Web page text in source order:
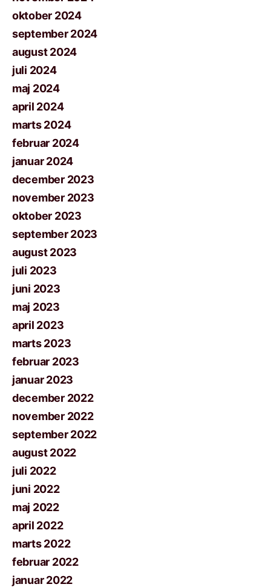
oktober 2024
september 2024
august 2024
juli 2024
maj 2024
april 2024
marts 2024
februar 2024
januar 2024
december 2023
november 2023
oktober 2023
september 2023
august 2023
juli 2023
juni 2023
maj 2023
april 2023
marts 2023
februar 2023
januar 2023
december 2022
november 2022
september 2022
august 2022
juli 2022
juni 2022
maj 2022
april 2022
marts 2022
februar 2022
januar 2022